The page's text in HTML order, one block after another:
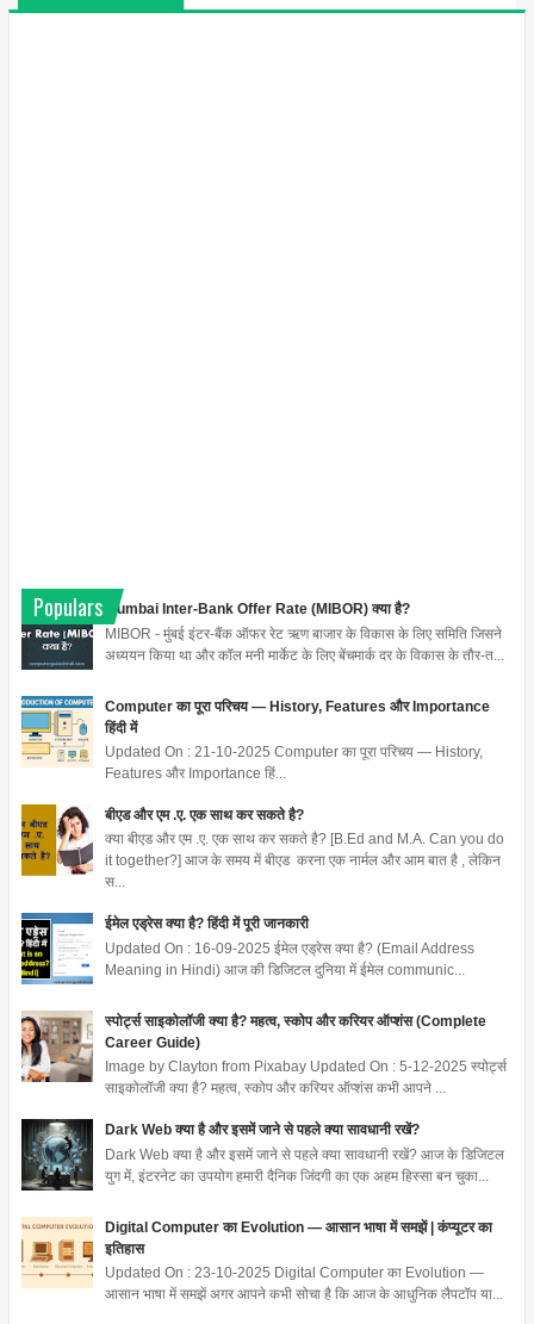
Populars
Mumbai Inter-Bank Offer Rate (MIBOR) क्या है?
MIBOR - मुंबई इंटर-बैंक ऑफर रेट ऋण बाजार के विकास के लिए समिति जिसने
अध्ययन किया था और कॉल मनी मार्केट के लिए बेंचमार्क दर के विकास के तौर-त...
Computer का पूरा परिचय — History, Features और Importance
हिंदी में
Updated On : 21-10-2025 Computer का पूरा परिचय — History,
Features और Importance हिं...
बीएड और एम .ए. एक साथ कर सकते है?
क्या बीएड और एम .ए. एक साथ कर सकते है? [B.Ed and M.A. Can you do
it together?] आज के समय में बीएड करना एक नार्मल और आम बात है , लेकिन
स...
ईमेल एड्रेस क्या है? हिंदी में पूरी जानकारी
Updated On : 16-09-2025 ईमेल एड्रेस क्या है? (Email Address
Meaning in Hindi) आज की डिजिटल दुनिया में ईमेल communic...
स्पोर्ट्स साइकोलॉजी क्या है? महत्व, स्कोप और करियर ऑप्शंस (Complete
Career Guide)
Image by Clayton from Pixabay Updated On : 5-12-2025 स्पोर्ट्स
साइकोलॉजी क्या है? महत्व, स्कोप और करियर ऑप्शंस कभी आपने ...
Dark Web क्या है और इसमें जाने से पहले क्या सावधानी रखें?
Dark Web क्या है और इसमें जाने से पहले क्या सावधानी रखें? आज के डिजिटल
युग में, इंटरनेट का उपयोग हमारी दैनिक जिंदगी का एक अहम हिस्सा बन चुका...
Digital Computer का Evolution — आसान भाषा में समझें | कंप्यूटर का
इतिहास
Updated On : 23-10-2025 Digital Computer का Evolution —
आसान भाषा में समझें अगर आपने कभी सोचा है कि आज के आधुनिक लैपटॉप या...